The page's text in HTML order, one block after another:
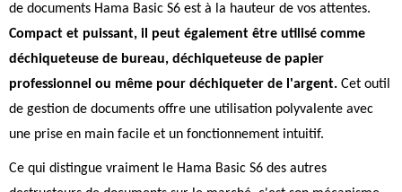
de documents Hama Basic S6 est à la hauteur de vos attentes.
Compact et puissant, il peut également être utilisé comme
déchiqueteuse de bureau, déchiqueteuse de papier
professionnel ou même pour déchiqueter de l'argent. Cet outil
de gestion de documents offre une utilisation polyvalente avec
une prise en main facile et un fonctionnement intuitif.
Ce qui distingue vraiment le Hama Basic S6 des autres